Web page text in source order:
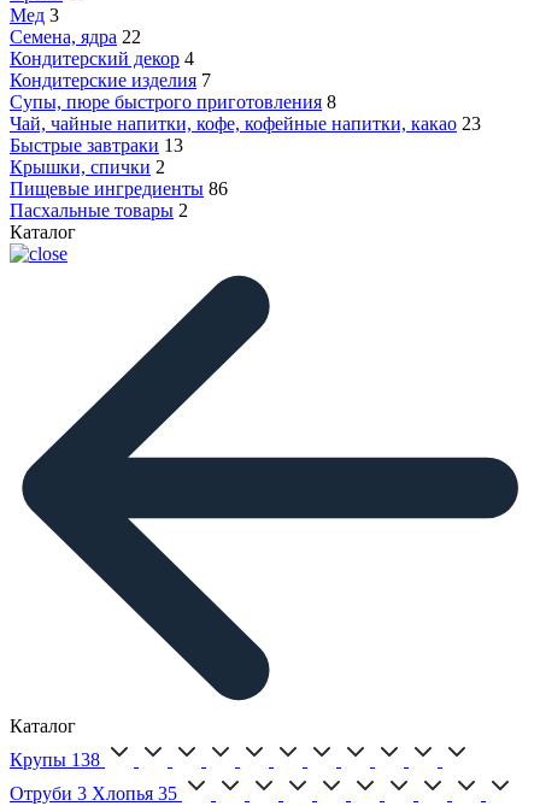
Мед 3
Семена, ядра 22
Кондитерский декор 4
Кондитерские изделия 7
Супы, пюре быстрого приготовления 8
Чай, чайные напитки, кофе, кофейные напитки, какао 23
Быстрые завтраки 13
Крышки, спички 2
Пищевые ингредиенты 86
Пасхальные товары 2
Каталог
Каталог
Крупы 138
Отруби 3 Хлопья 35